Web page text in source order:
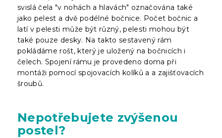
svislá čela "v nohách a hlavách" označována také
jako pelest a dvě podélné bočnice. Počet bočnic a
latí v pelesti může být různý, pelesti mohou být
také pouze desky. Na takto sestavený rám
pokládáme rošt, který je uložený na bočnicích i
čelech. Spojení rámu je provedeno doma při
montáži pomocí spojovacích kolíků a a zajišťovacích
šroubů.
Nepotřebujete zvýšenou
postel?